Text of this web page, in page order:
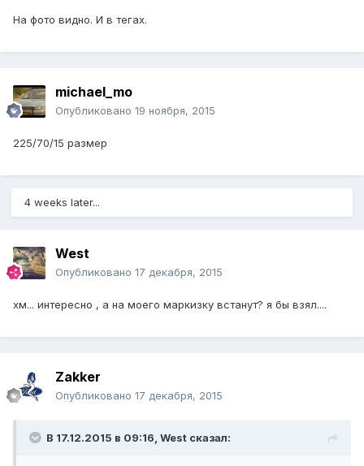
На фото видно. И в тегах.
michael_mo
Опубликовано 19 ноября, 2015
225/70/15 размер
4 weeks later...
West
Опубликовано 17 декабря, 2015
хм... интересно , а на моего маркизку встанут? я бы взял....
Zakker
Опубликовано 17 декабря, 2015
В 17.12.2015 в 09:16, West сказал: